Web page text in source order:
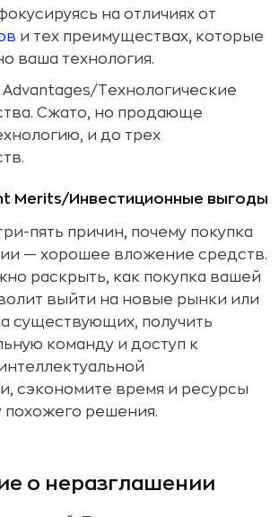
на отличиях от
и тех преимуществах, которые
ваша технология.
Advantages/Технологические
Сжато, но продающе
и до трех
Merits/Инвестиционные выгоды
пять причин, почему покупка
— хорошее вложение средств.
раскрыть, как покупка вашей
выйти на новые рынки или
существующих, получить
команду и доступ к
сэкономите время и ресурсы
похожего решения.
о неразглашении